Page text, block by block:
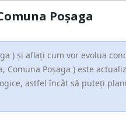
Poşaga
) și aflați cum vor evolua
Comuna Poşaga ) este
astfel încât să puteți